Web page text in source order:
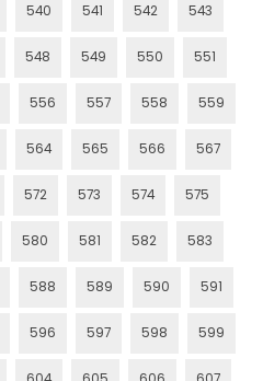
540 541 542 543
548 549 550 551
556 557 558 559
564 565 566 567
572 573 574 575
580 581 582 583
588 589 590 591
596 597 598 599